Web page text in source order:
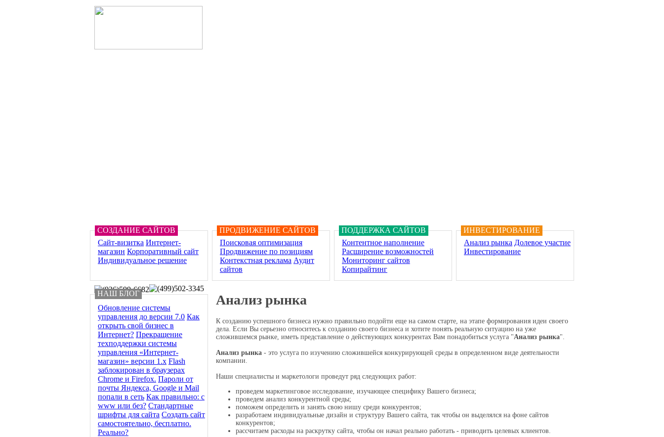
Сайт-визитка Интернет-
магазин Корпоративный сайт
Индивидуальное решение
СОЗДАНИЕ САЙТОВ
Поисковая оптимизация
Продвижение по позициям
Контекстная реклама Аудит
сайтов
ПРОДВИЖЕНИЕ САЙТОВ
Контентное наполнение
Расширение возможностей
Мониторинг сайтов
Копирайтинг
ПОДДЕРЖКА САЙТОВ
Анализ рынка Долевое участие
Инвестирование
ИНВЕСТИРОВАНИЕ
НАШ БЛОГ
Обновление системы
управления до версии 7.0 Как
открыть свой бизнес в
Интернет? Прекращение
техподдержки системы
управления «Интернет-
магазин» версии 1.х Flash
заблокирован в браузерах
Chrome и Firefox. Пароли от
почты Яндекса, Google и Mail
попали в сеть Как правильно: с
www или без? Стандартные
шрифты для сайта Создать сайт
самостоятельно, бесплатно.
Реально?
Анализ рынка
К созданию успешного бизнеса нужно правильно подойти еще на самом старте, на этапе формирования идеи своего
дела. Если Вы серьезно относитесь к созданию своего бизнеса и хотите понять реальную ситуацию на уже
сложившемся рынке, иметь представление о действующих конкурентах Вам понадобиться услуга "Анализ рынка".
Анализ рынка - это услуга по изучению сложившейся конкурирующей среды в определенном виде деятельности
компании.
Наши специалисты и маркетологи проведут ряд следующих работ:
проведем маркетинговое исследование, изучающее специфику Вашего бизнеса;
проведем анализ конкурентной среды;
поможем определить и занять свою нишу среди конкурентов;
разработаем индивидуальные дизайн и структуру Вашего сайта, так чтобы он выделялся на фоне сайтов
конкурентов;
рассчитаем расходы на раскрутку сайта, чтобы он начал реально работать - приводить целевых клиентов.